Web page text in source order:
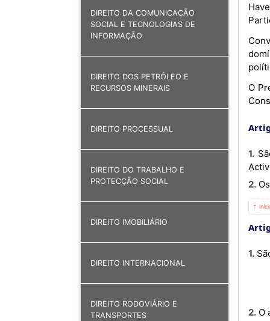
DIREITO DA COMUNICAÇÃO
SOCIAL E TECNOLOGIAS DE
INFORMAÇÃO
DIREITO DOS PETRÓLEO E
RECURSOS MINERAIS
DIREITO PROCESSUAL
DIREITO DO TRABALHO E
PROTECÇÃO SOCIAL
DIREITO IMOBILIÁRIO
DIREITO INTERNACIONAL
DIREITO RODOVIÁRIO E
TRANSPORTES
O
1. São aprovadas as alterações aos artigos 4.º, 7.º, 29.º e 31.º do Estatuto Orgânico do Instituto de Gestão de
2.
⇡
1.
2.